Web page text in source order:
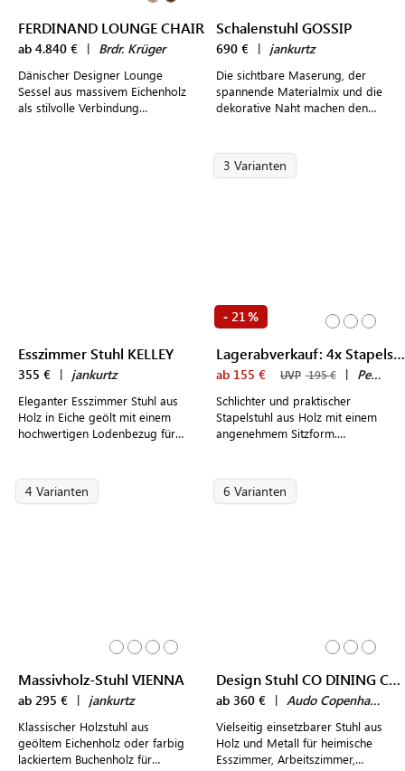
FERDINAND LOUNGE CHAIR
ab 4.840 € | Brdr. Krüger
Dänischer Designer Lounge
Sessel aus massivem Eichenholz
als stilvolle Verbindung
Schalenstuhl GOSSIP
690 € | jankurtz
Die sichtbare Maserung, der
spannende Materialmix und die
dekorative Naht machen den
Esszimmer Stuhl KELLEY
355 € | jankurtz
Eleganter Esszimmer Stuhl aus
Holz in Eiche geölt mit einem
hochwertigen Lodenbezug für
3 Varianten
- 21 %
Lagerabverkauf: 4x Stapelstuhl KUADRA 1331
ab 155 € UVP 195 € | Pedrali
Schlichter und praktischer
Stapelstuhl aus Holz mit einem
angenehmem Sitzform.
4 Varianten
Massivholz-Stuhl VIENNA
ab 295 € | jankurtz
Klassischer Holzstuhl aus
geöltem Eichenholz oder farbig
lackiertem Buchenholz für
6 Varianten
Design Stuhl CO DINING CHAIR
ab 360 € | Audo Copenhagen
Vielseitig einsetzbarer Stuhl aus
Holz und Metall für heimische
Esszimmer, Arbeitszimmer,